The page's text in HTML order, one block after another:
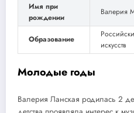
Имя при
рождении
Валерия
Образование
искусств
Молодые годы
Валерия Ланская родилась 2